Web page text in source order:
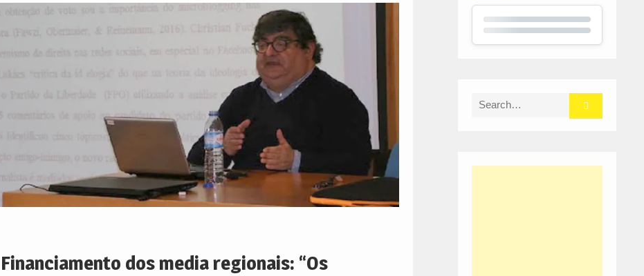
Financiamento dos media regionais: “Os
Search